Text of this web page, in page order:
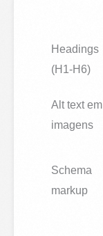
Headings
(H1-H6)
Alt text em
imagens
Schema
markup